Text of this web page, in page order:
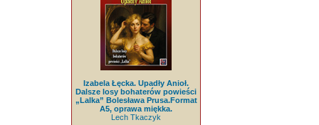
Izabela Łęcka. Upadły Anioł.
Dalsze losy bohaterów powieści
„Lalka” Bolesława Prusa.Format
A5, oprawa miękka.
Lech Tkaczyk